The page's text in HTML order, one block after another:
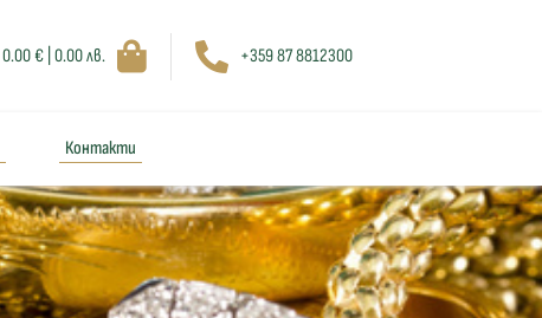
0.00 € | 0.00 лв. +359 87 8812300
Контакти